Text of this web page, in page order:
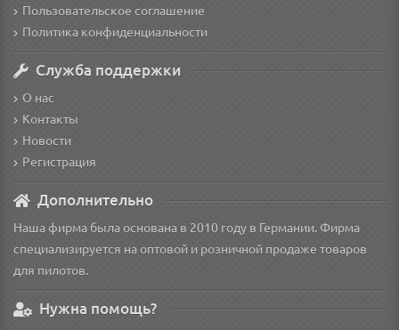
Пользовательское соглашение
Политика конфиденциальности
Служба поддержки
О нас
Контакты
Новости
Регистрация
Дополнительно
Наша фирма была основана в 2010 году в Германии. Фирма
специализируется на оптовой и розничной продаже товаров
для пилотов.
Нужна помощь?